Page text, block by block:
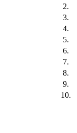
2.
3.
4.
5.
6.
7.
8.
9.
10.